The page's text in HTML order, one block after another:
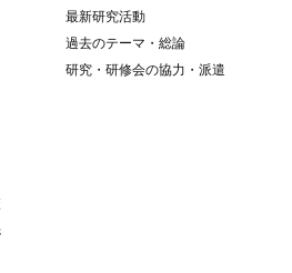
最新研究活動
過去のテーマ・総論
研究・研修会の協力・派遣